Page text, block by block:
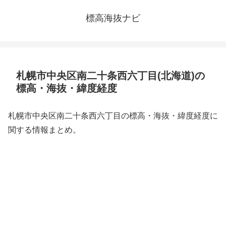
標高海抜ナビ
札幌市中央区南二十条西六丁目(北海道)の
標高・海抜・緯度経度
札幌市中央区南二十条西六丁目の標高・海抜・緯度経度に
関する情報まとめ。